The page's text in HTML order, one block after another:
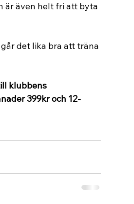
är även helt fri att byta
det lika bra att träna
klubbens
399kr och 12-